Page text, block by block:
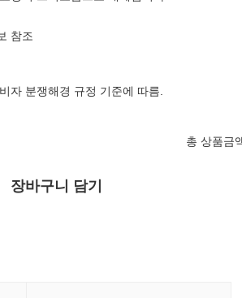
참조
자 분쟁해경 규정 기준에 따름.
총 상품금
장바구니 담기